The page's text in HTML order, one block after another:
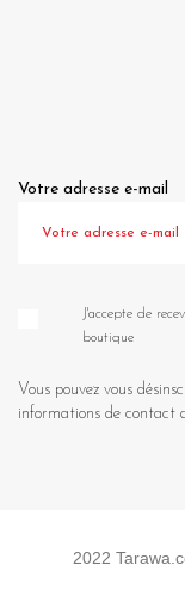
Votre adresse e-mail
J'accepte de
boutique
Vous pouvez vous
informations de contact
2022